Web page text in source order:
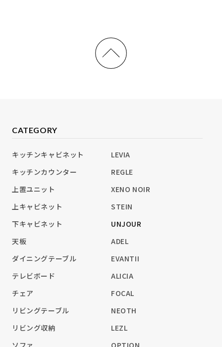
CATEGORY
キッチンキャビネット
キッチンカウンター
上置ユニット
上キャビネット
下キャビネット
天板
ダイニングテーブル
テレビボード
チェア
リビングテーブル
リビング収納
LEVIA
REGLE
XENO NOIR
STEIN
UNJOUR
ADEL
EVANTII
ALICIA
FOCAL
NEOTH
LEZL